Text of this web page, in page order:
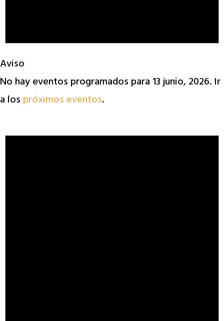
Aviso
No hay eventos programados para 13 junio, 2026. Ir
a los próximos eventos.